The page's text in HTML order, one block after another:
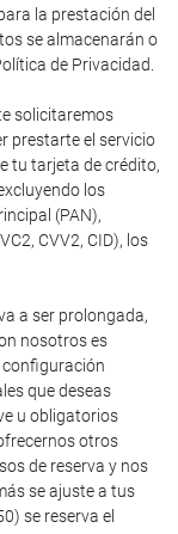
la prestación del
se almacenarán o
de Privacidad.
solicitaremos
prestarte el servicio
tu tarjeta de crédito,
los
(PAN),
CVV2, CID), los
a ser prolongada,
nosotros es
configuración
que deseas
u obligatorios
otros
de reserva y nos
se ajuste a tus
se reserva el